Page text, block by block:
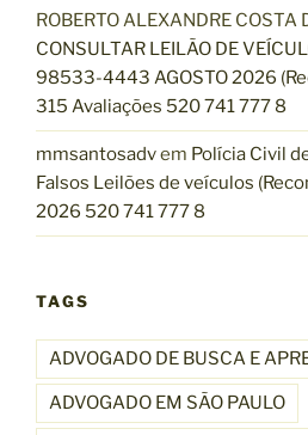
ROBERTO ALEXANDRE COSTA
CONSULTAR LEILÃO DE
98533-4443 AGOSTO 2026
315 Avaliações 520 741 777 8
mmsantosadvem Polícia Civil
Falsos Leilões de veículos
2026 520 741 777 8
TAGS
ADVOGADO DE BUSCA E
ADVOGADO EM SÃO PAULO